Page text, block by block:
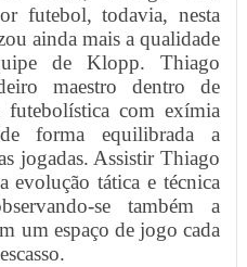
futebol, todavia, nesta
ainda mais a qualidade
de Klopp. Thiago
maestro dentro de
futebolística com exímia
forma equilibrada a
jogadas. Assistir Thiago
evolução tática e técnica
se também a
um espaço de jogo cada